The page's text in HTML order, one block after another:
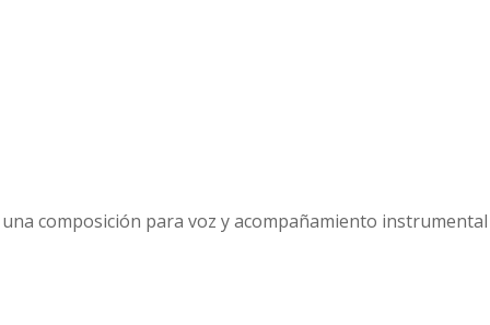
composición para voz y acompañamiento instrumental